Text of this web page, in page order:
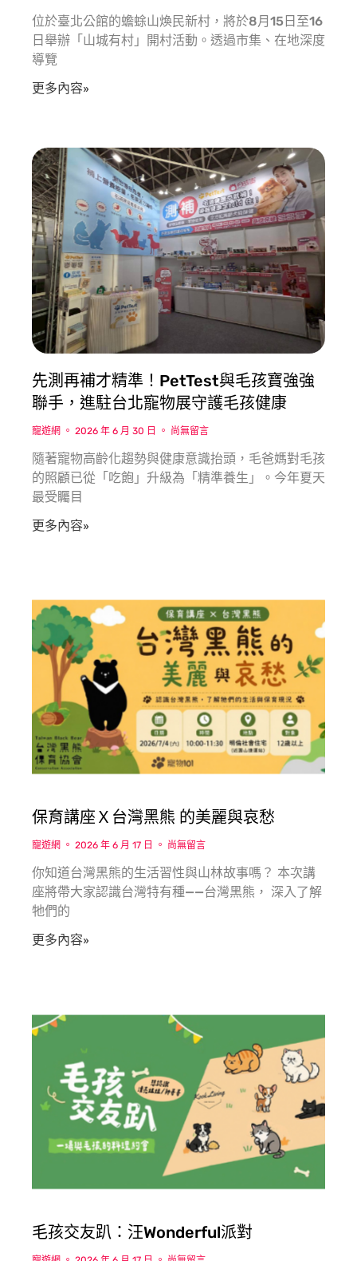
位於臺北公館的蟾蜍山煥民新村，將於8月15日至16
日舉辦「山城有村」開村活動。透過市集、在地深度
導覽
更多內容»
先測再補才精準！PetTest與毛孩寶強強
聯手，進駐台北寵物展守護毛孩健康
寵遊網 2026 年 6 月 30 日 尚無留言
隨著寵物高齡化趨勢與健康意識抬頭，毛爸媽對毛孩
的照顧已從「吃飽」升級為「精準養生」。今年夏天
最受矚目
更多內容»
保育講座Ｘ台灣黑熊 的美麗與哀愁
寵遊網 2026 年 6 月 17 日 尚無留言
你知道台灣黑熊的生活習性與山林故事嗎？ 本次講
座將帶大家認識台灣特有種——台灣黑熊， 深入了解
牠們的
更多內容»
毛孩交友趴：汪Wonderful派對